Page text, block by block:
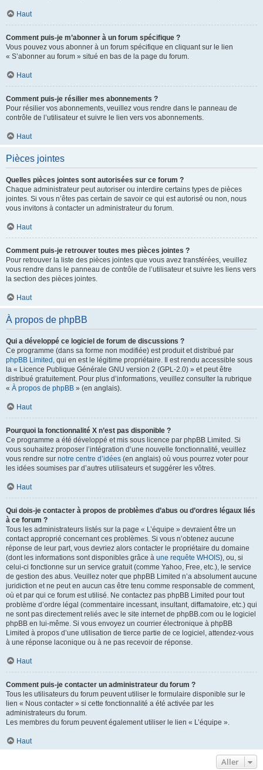
Haut
Comment puis-je m’abonner à un forum spécifique ?
Vous pouvez vous abonner à un forum spécifique en cliquant sur le lien
« S’abonner au forum » situé en bas de la page du forum.
Haut
Comment puis-je résilier mes abonnements ?
Pour résilier vos abonnements, veuillez vous rendre dans le panneau de
contrôle de l’utilisateur et suivre le lien vers vos abonnements.
Haut
Pièces jointes
Quelles pièces jointes sont autorisées sur ce forum ?
Chaque administrateur peut autoriser ou interdire certains types de pièces
jointes. Si vous n’êtes pas certain de savoir ce qui est autorisé ou non, nous
vous invitons à contacter un administrateur du forum.
Haut
Comment puis-je retrouver toutes mes pièces jointes ?
Pour retrouver la liste des pièces jointes que vous avez transférées, veuillez
vous rendre dans le panneau de contrôle de l’utilisateur et suivre les liens vers
la section des pièces jointes.
Haut
À propos de phpBB
Qui a développé ce logiciel de forum de discussions ?
Ce programme (dans sa forme non modifiée) est produit et distribué par
phpBB Limited , qui en est le légitime propriétaire. Il est rendu accessible sous
la « Licence Publique Générale GNU version 2 (GPL-2.0) » et peut être
distribué gratuitement. Pour plus d’informations, veuillez consulter la rubrique
« À propos de phpBB » (en anglais).
Haut
Pourquoi la fonctionnalité X n’est pas disponible ?
Ce programme a été développé et mis sous licence par phpBB Limited. Si
vous souhaitez proposer l’intégration d’une nouvelle fonctionnalité, veuillez
vous rendre sur notre centre d’idées (en anglais) où vous pourrez voter pour
les idées soumises par d’autres utilisateurs et suggérer les vôtres.
Haut
Qui dois-je contacter à propos de problèmes d’abus ou d’ordres légaux liés
à ce forum ?
Tous les administrateurs listés sur la page « L’équipe » devraient être un
contact approprié concernant ces problèmes. Si vous n’obtenez aucune
réponse de leur part, vous devriez alors contacter le propriétaire du domaine
(dont les informations sont disponibles grâce à une requête WHOIS), ou, si
celui-ci fonctionne sur un service gratuit (comme Yahoo, Free, etc.), le service
de gestion des abus. Veuillez noter que phpBB Limited n’a absolument aucune
juridiction et ne peut en aucun cas être tenu comme responsable de comment,
où et par qui ce forum est utilisé. Ne contactez pas phpBB Limited pour tout
problème d’ordre légal (commentaire incessant, insultant, diffamatoire, etc.) qui
ne sont pas directement reliés avec le site internet de phpBB.com ou le logiciel
phpBB en lui-même. Si vous envoyez un courrier électronique à phpBB
Limited à propos d’une utilisation de tierce partie de ce logiciel, attendez-vous
à une réponse laconique ou à ne pas recevoir de réponse.
Haut
Comment puis-je contacter un administrateur du forum ?
Tous les utilisateurs du forum peuvent utiliser le formulaire disponible sur le
lien « Nous contacter » si cette fonctionnalité a été activée par les
administrateurs du forum.
Les membres du forum peuvent également utiliser le lien « L’équipe ».
Haut
Aller